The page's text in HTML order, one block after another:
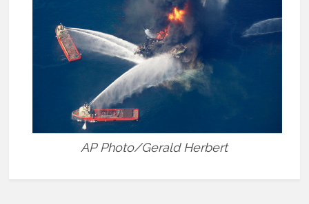
AP Photo/Gerald Herbert